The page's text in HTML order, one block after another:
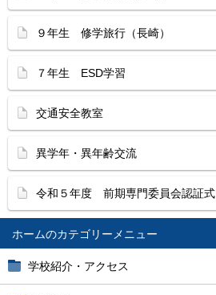
ホーム
学校紹介・アクセス
９年生 修学旅行（長崎）
７年生 ESD学習
交通安全教室
異学年・異年齢交流
令和５年度 前期専門委員会認証式